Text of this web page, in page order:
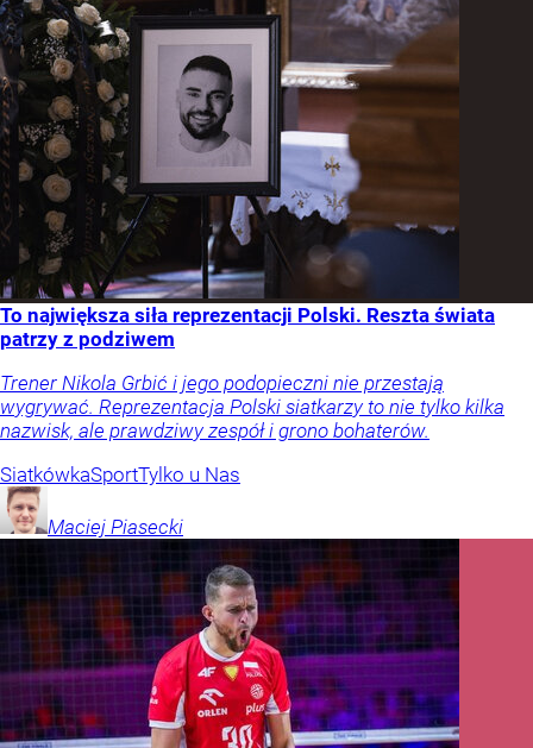
To największa siła reprezentacji Polski. Reszta świata
patrzy z podziwem
Trener Nikola Grbić i jego podopieczni nie przestają
wygrywać. Reprezentacja Polski siatkarzy to nie tylko kilka
nazwisk, ale prawdziwy zespół i grono bohaterów.
SiatkówkaSportTylko u Nas
Maciej Piasecki